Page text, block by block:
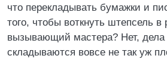
что перекладывать бумажки и
того, чтобы воткнуть штепсель в
вызывающий мастера? Нет,
складываются вовсе не так уж